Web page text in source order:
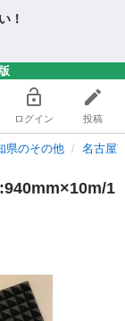
！
ログイン 投稿
県のその他 名古屋
1